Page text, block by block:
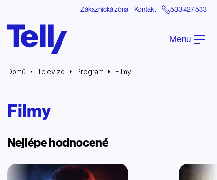
Zákaznická zóna Kontakt 533 427 533
Menu
Domů Televize Program Filmy
Filmy
Nejlépe hodnocené